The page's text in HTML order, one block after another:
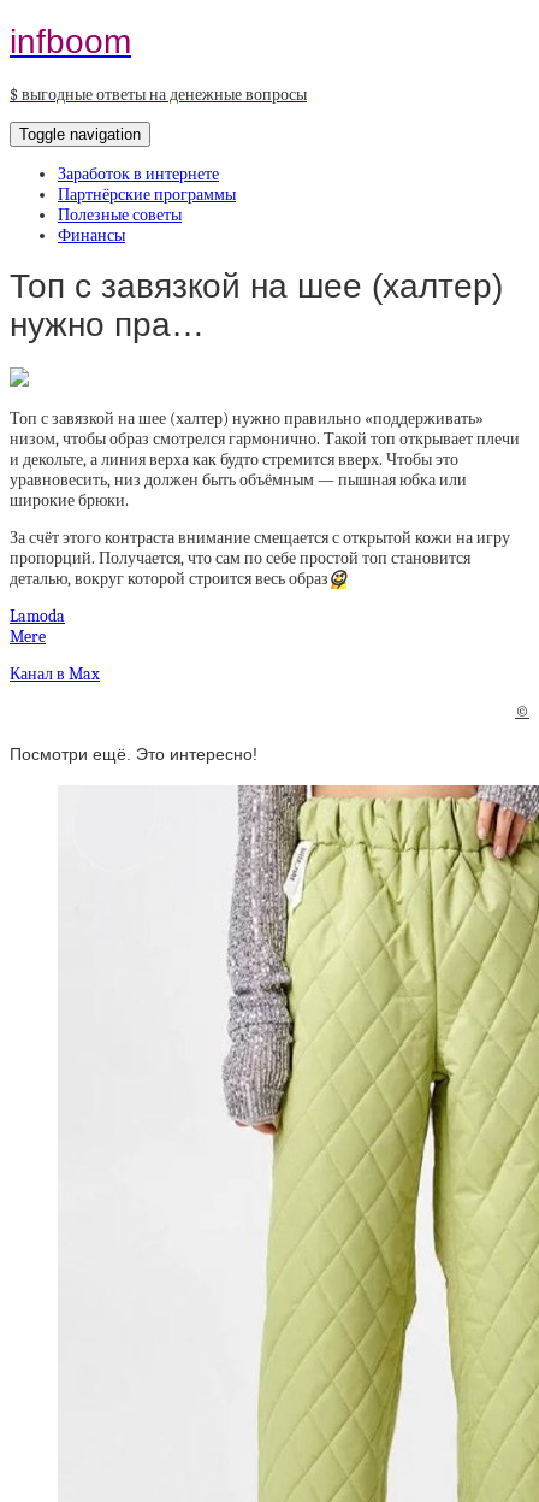
infboom
$ выгодные ответы на денежные вопросы
Toggle navigation
Заработок в интернете
Партнёрские программы
Полезные советы
Финансы
Топ с завязкой на шее (халтер)
нужно пра…
Топ с завязкой на шее (халтер) нужно правильно «поддерживать»
низом, чтобы образ смотрелся гармонично. Такой топ открывает плечи
и декольте, а линия верха как будто стремится вверх. Чтобы это
уравновесить, низ должен быть объёмным — пышная юбка или
широкие брюки.
За счёт этого контраста внимание смещается с открытой кожи на игру
пропорций. Получается, что сам по себе простой топ становится
деталью, вокруг которой строится весь образ😉
Lamoda
Mere
Канал в Max
©
Посмотри ещё. Это интересно!